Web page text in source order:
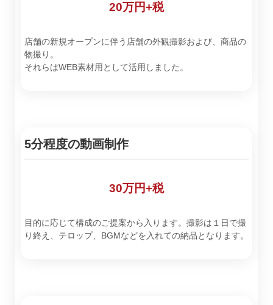
20万円+税
店舗の新規オープンに伴う店舗の外観撮影および、商品の
物撮り。
それらはWEB素材用として活用しました。
5分程度の動画制作
30万円+税
目的に応じて構成のご提案から入ります。撮影は１日で撮
り終え、テロップ、BGMなどを入れての納品となります。